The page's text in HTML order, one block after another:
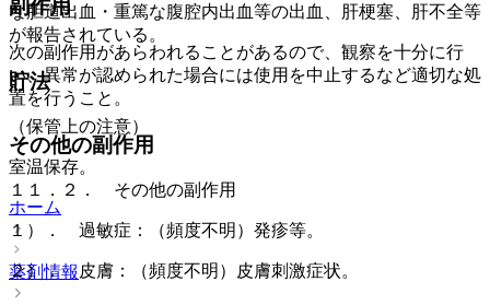
な胆道出血・重篤な腹腔内出血等の出血、肝梗塞、肝不全等
が報告されている。
貯法
（保管上の注意）
室温保存。
ホーム
薬剤情報
副作用
次の副作用があらわれることがあるので、観察を十分に行
い、異常が認められた場合には使用を中止するなど適切な処
置を行うこと。
その他の副作用
１１．２． その他の副作用
１）． 過敏症：（頻度不明）発疹等。
２）． 皮膚：（頻度不明）皮膚刺激症状。